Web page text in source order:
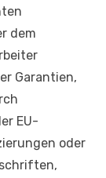
dem
Garantien,
EU-
oder